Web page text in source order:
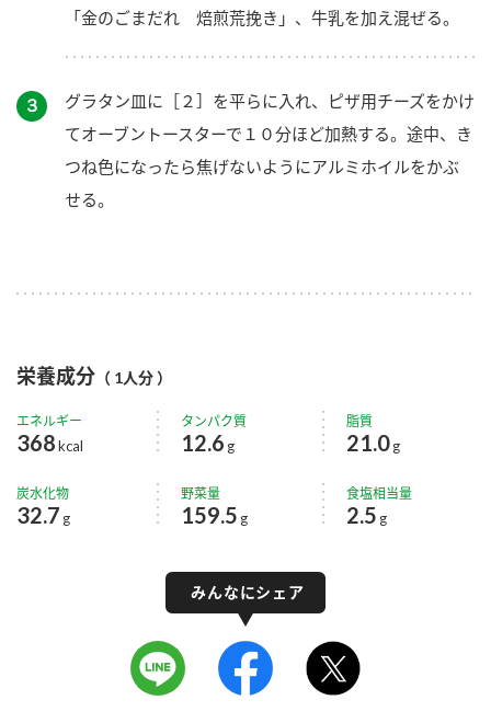
「金のごまだれ 焙煎荒挽き」、牛乳を加え混ぜる。
３
グラタン皿に［２］を平らに入れ、ピザ用チーズをかけ
てオーブントースターで１０分ほど加熱する。途中、き
つね色になったら焦げないようにアルミホイルをかぶ
せる。
栄養成分 （ 1人分 ）
エネルギー
368kcal
タンパク質
12.6 g
脂質
21.0 g
炭水化物
32.7 g
野菜量
159.5 g
食塩相当量
2.5 g